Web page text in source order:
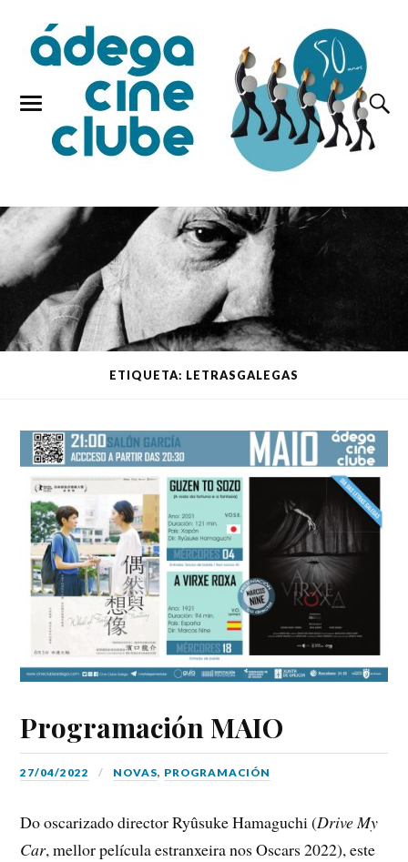
ETIQUETA: LETRASGALEGAS
Programación MAIO
27/04/2022 NOVAS, PROGRAMACIÓN
Do oscarizado director Ryûsuke Hamaguchi (Drive My
Car, mellor película estranxeira nos Oscars 2022), este